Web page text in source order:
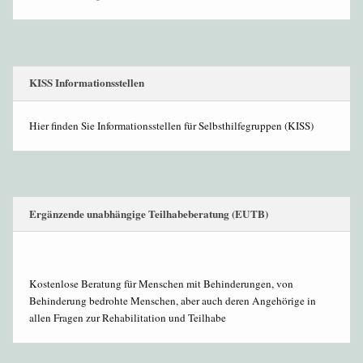
KISS Informationsstellen
Hier finden Sie Informationsstellen für Selbsthilfegruppen (KISS)
Ergänzende unabhängige Teilhabeberatung (EUTB)
Kostenlose Beratung für Menschen mit Behinderungen, von
Behinderung bedrohte Menschen, aber auch deren Angehörige in
allen Fragen zur Rehabilitation und Teilhabe